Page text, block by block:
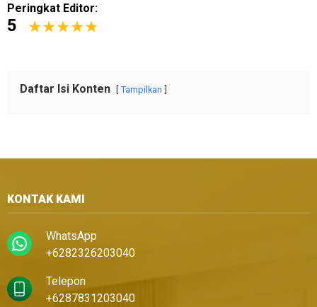
Peringkat Editor:
5
Daftar Isi Konten Tampilkan
KONTAK KAMI
WhatsApp
+6282326203040
Telepon
+6287831203040